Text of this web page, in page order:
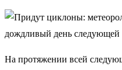
На протяжении всей